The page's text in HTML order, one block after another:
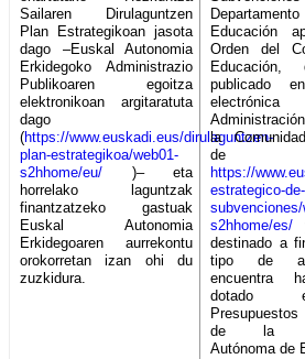
Sailaren Dirulaguntzen
Plan Estrategikoan jasota
dago –Euskal Autonomia
Erkidegoko Administrazio
Publikoaren egoitza
elektronikoan argitaratuta
dago
(https://www.euskadi.eus/dirulaguntzen-
plan-estrategikoa/web01-
s2hhome/eu/ )– eta
horrelako laguntzak
finantzatzeko gastuak
Euskal Autonomia
Erkidegoaren aurrekontu
orokorretan izan ohi du
zuzkidura.
Educación
Orden del
Educación,
publicado
la
de
https://
estrategico-de-
subvenciones/
s2hhome/es/
destinado a
tipo de
encuentra
dotado
de la
Autónoma de